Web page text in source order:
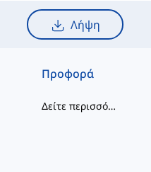
Λήψη
Προφορά
Δείτε περισσότερα